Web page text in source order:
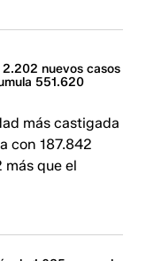
nuevos casos
551.620
más castigada
con 187.842
que el